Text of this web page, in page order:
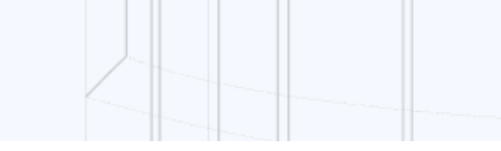
الاستشارات العقاريّة، وإدارة
للمعلومات العقاريّة والمحليّة، ولقد
رائدة في المجال العقاريّ، وأن تصنع قصة